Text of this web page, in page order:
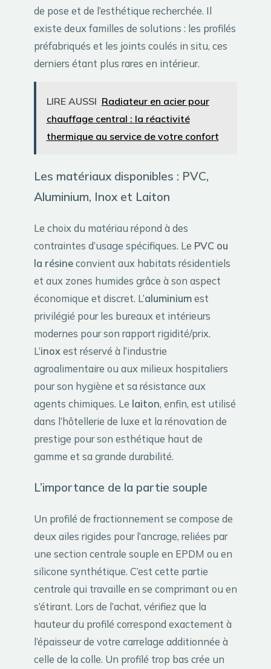
de pose et de l’esthétique recherchée. Il
existe deux familles de solutions : les profilés
préfabriqués et les joints coulés in situ, ces
derniers étant plus rares en intérieur.
LIRE AUSSI Radiateur en acier pour
chauffage central : la réactivité
thermique au service de votre confort
Les matériaux disponibles : PVC,
Aluminium, Inox et Laiton
Le choix du matériau répond à des
contraintes d’usage spécifiques. Le PVC ou
la résineconvient aux habitats résidentiels
et aux zones humides grâce à son aspect
économique et discret. L’aluminiumest
privilégié pour les bureaux et intérieurs
modernes pour son rapport rigidité/prix.
L’inoxest réservé à l’industrie
agroalimentaire ou aux milieux hospitaliers
pour son hygiène et sa résistance aux
agents chimiques. Le laiton, enfin, est utilisé
dans l’hôtellerie de luxe et la rénovation de
prestige pour son esthétique haut de
gamme et sa grande durabilité.
L’importance de la partie souple
Un profilé de fractionnement se compose de
deux ailes rigides pour l’ancrage, reliées par
une section centrale souple en EPDM ou en
silicone synthétique. C’est cette partie
centrale qui travaille en se comprimant ou en
s’étirant. Lors de l’achat, vérifiez que la
hauteur du profilé correspond exactement à
l’épaisseur de votre carrelage additionnée à
celle de la colle. Un profilé trop bas crée un